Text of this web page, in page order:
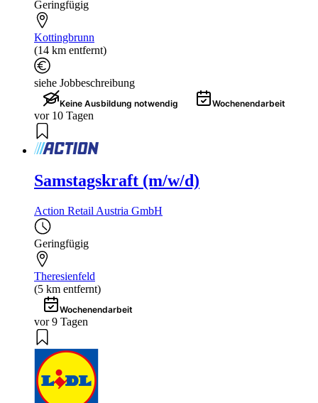
Geringfügig
Kottingbrunn
(14 km entfernt)
siehe Jobbeschreibung
Keine Ausbildung notwendig Wochenendarbeit
vor 10 Tagen
Samstagskraft (m/w/d)
Action Retail Austria GmbH
Geringfügig
Theresienfeld
(5 km entfernt)
Wochenendarbeit
vor 9 Tagen